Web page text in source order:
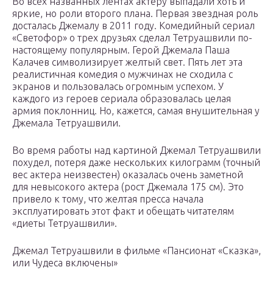
яркие, но роли второго плана. Первая звездная роль
досталась Джемалу в 2011 году. Комедийный сериал
«Светофор» о трех друзьях сделал Тетруашвили по-
настоящему популярным. Герой Джемала Паша
Калачев символизирует желтый свет. Пять лет эта
реалистичная комедия о мужчинах не сходила с
экранов и пользовалась огромным успехом. У
каждого из героев сериала образовалась целая
армия поклонниц. Но, кажется, самая внушительная у
Джемала Тетруашвили.
Во время работы над картиной Джемал Тетруашвили
похудел, потеря даже нескольких килограмм (точный
вес актера неизвестен) оказалась очень заметной
для невысокого актера (рост Джемала 175 см). Это
привело к тому, что желтая пресса начала
эксплуатировать этот факт и обещать читателям
«диеты Тетруашвили».
Джемал Тетруашвили в фильме «Пансионат «Сказка»,
или Чудеса включены»